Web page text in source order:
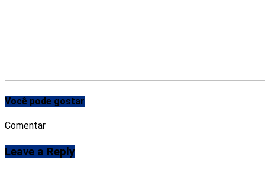
Você pode gostar
Comentar
Leave a Reply